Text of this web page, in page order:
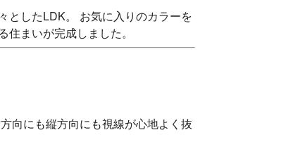
としたLDK。 お気に入りのカラーを
まいが完成しました。
向にも縦方向にも視線が心地よく抜